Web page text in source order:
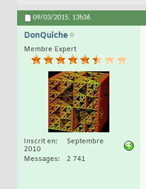
09/03/2015, 13h36
DonQuiche
Membre Expert
Inscrit en
Septembre
2010
Messages
2 741